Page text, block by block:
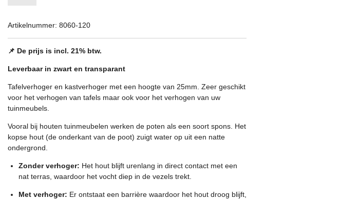
Artikelnummer: 8060-120
📌 De prijs is incl. 21% btw.
Leverbaar in zwart en transparant
Tafelverhoger en kastverhoger met een hoogte van 25mm. Zeer geschikt
voor het verhogen van tafels maar ook voor het verhogen van uw
tuinmeubels.
Vooral bij houten tuinmeubelen werken de poten als een soort spons. Het
kopse hout (de onderkant van de poot) zuigt water op uit een natte
ondergrond.
Zonder verhoger: Het hout blijft urenlang in direct contact met een
nat terras, waardoor het vocht diep in de vezels trekt.
Met verhoger: Er ontstaat een barrière waardoor het hout droog blijft,